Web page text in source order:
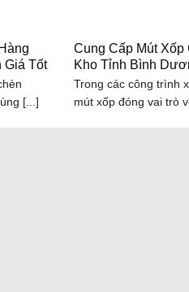
Giá Tốt
[...]
Cung Cấp Mút Xốp
Kho Tỉnh Bình
Trong các công trình
mút xốp đóng vai trò